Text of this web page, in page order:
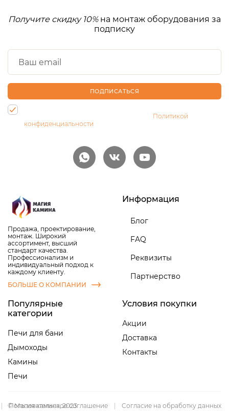
Получите скидку 10%на монтаж оборудования за
подписку
ПОДПИСАТЬСЯ
Политикой
конфиденциальности
Продажа, проектирование,
монтаж. Широкий
ассортимент, высший
стандарт качества.
Профессионализм и
индивидуальный подход к
каждому клиенту.
БОЛЬШЕ О КОМПАНИИ
Информация
Блог
FAQ
Реквизиты
Партнерство
Популярные
категории
Печи для бани
Дымоходы
Камины
Печи
Условия покупки
Акции
Доставка
Контакты
© Магия камина, 2023
Пользовательское соглашение Согласие на обработку данных